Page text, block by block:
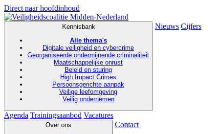
Direct naar hoofdinhoud
Kennisbank
Alle thema's
Digitale veiligheid en cybercrime
Georganiseerde ondermijnende criminaliteit
Maatschappelijke onrust
Beleid en sturing
High Impact Crimes
Persoonsgerichte aanpak
Veilige leefomgeving
Veilig ondernemen
Nieuws Cijfers
Agenda Trainingsaanbod Vacatures
Over ons
Contact